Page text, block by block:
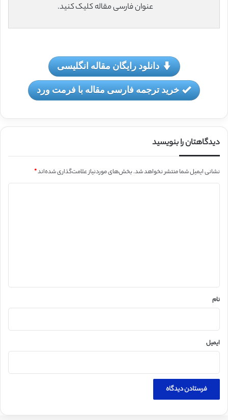
عنوان فارسی مقاله کلیک کنید.
دانلود رایگان مقاله انگلیسی
خرید ترجمه فارسی مقاله با فرمت ورد
دیدگاهتان را بنویسید
نشانی ایمیل شما منتشر نخواهد شد.بخش‌های موردنیاز علامت‌گذاری شده‌اند*
نام
ایمیل